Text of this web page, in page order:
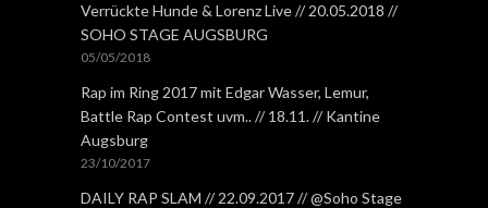
Verrückte Hunde & Lorenz Live // 20.05.2018 //
SOHO STAGE AUGSBURG
05/05/2018
Rap im Ring 2017 mit Edgar Wasser, Lemur,
Battle Rap Contest uvm.. // 18.11. // Kantine
Augsburg
23/10/2017
DAILY RAP SLAM // 22.09.2017 // @Soho Stage